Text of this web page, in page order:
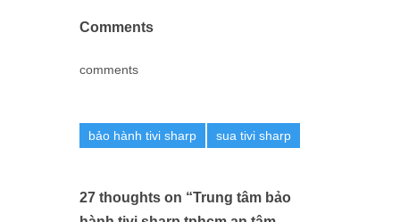
Comments
comments
bảo hành tivi sharp sua tivi sharp
27 thoughts on “Trung tâm bảo